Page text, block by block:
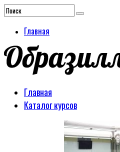
Главная
Главная
Каталог курсов